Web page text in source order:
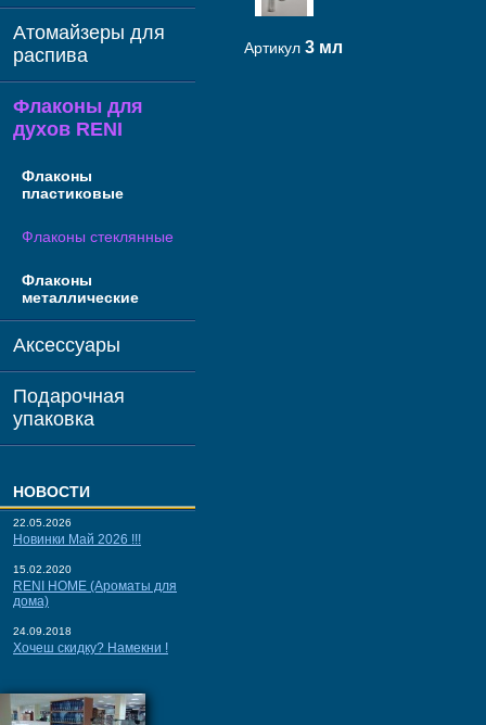
Атомайзеры для
распива
Флаконы для
духов RENI
Флаконы
пластиковые
Флаконы стеклянные
Флаконы
металлические
Аксессуары
Подарочная
упаковка
НОВОСТИ
22.05.2026
Новинки Май 2026 !!!
15.02.2020
RENI HOME (Ароматы для
дома)
24.09.2018
Хочеш скидку? Намекни !
Артикул 3 мл